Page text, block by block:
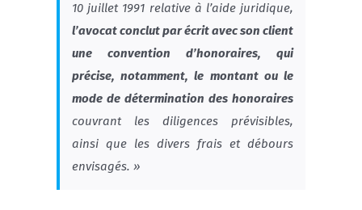
10 juillet 1991 relative à l’aide juridique,
l’avocat conclut par écrit avec son client
une convention d’honoraires, qui
précise, notamment, le montant ou le
mode de détermination des honoraires
couvrant les diligences prévisibles,
ainsi que les divers frais et débours
envisagés. »